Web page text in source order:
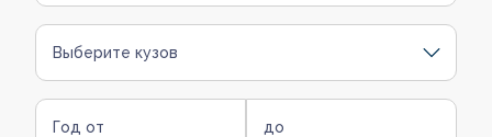
Выберите кузов
Год от до